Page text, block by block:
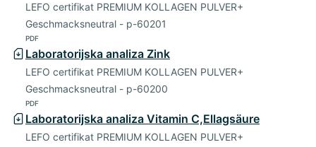
LEFO certifikat PREMIUM KOLLAGEN PULVER+
Geschmacksneutral - p-60201
PDF
Laboratorijska analiza Zink
LEFO certifikat PREMIUM KOLLAGEN PULVER+
Geschmacksneutral - p-60200
PDF
Laboratorijska analiza Vitamin C,Ellagsäure
LEFO certifikat PREMIUM KOLLAGEN PULVER+